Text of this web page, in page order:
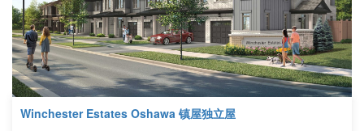
Winchester Estates Oshawa 镇屋独立屋